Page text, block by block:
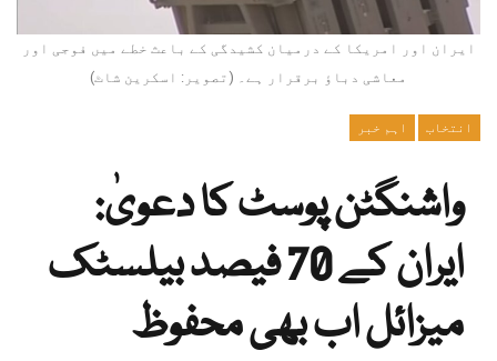
ایران اور امریکا کے درمیان کشیدگی کے باعث خطے میں فوجی اور
معاشی دباؤ برقرار ہے۔ (تصویر: اسکرین شاٹ)
انتخاب اہم خبر
واشنگٹن پوسٹ کا دعویٰ:
ایران کے 70 فیصد بیلسٹک
میزائل اب بھی محفوظ